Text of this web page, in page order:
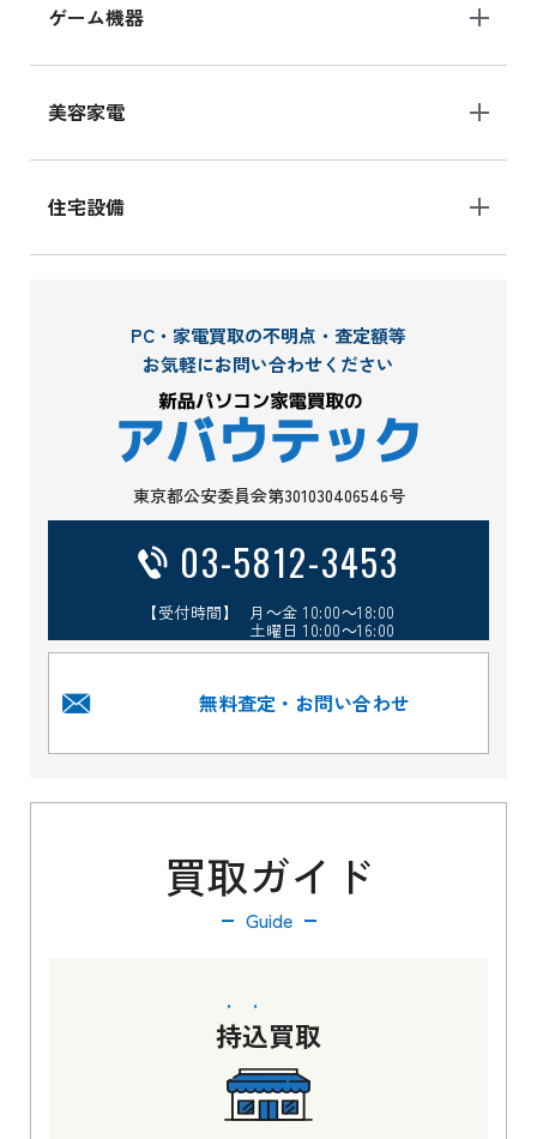
ゲーム機器
美容家電
住宅設備
PC・家電買取の不明点・査定額等
お気軽にお問い合わせください
東京都公安委員会第301030406546号
03-5812-3453
【受付時間】 月～金 10:00～18:00
土曜日 10:00～16:00
無料査定・お問い合わせ
買取ガイド
Guide
持込買取